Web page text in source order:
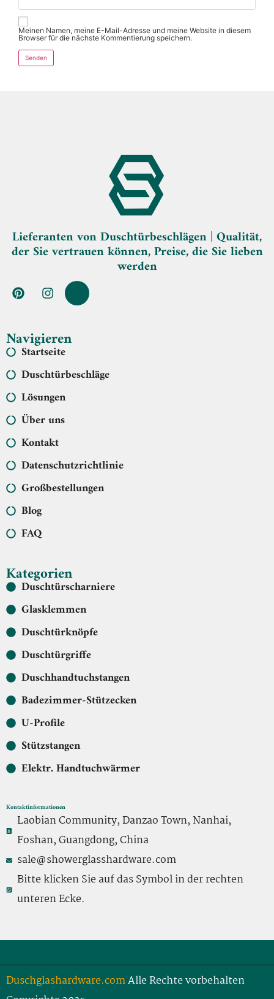
Meinen Namen, meine E-Mail-Adresse und meine Website in diesem
Browser für die nächste Kommentierung speichern.
Lieferanten von Duschtürbeschlägen | Qualität,
der Sie vertrauen können, Preise, die Sie lieben
werden
Navigieren
Startseite
Duschtürbeschläge
Lösungen
Über uns
Kontakt
Datenschutzrichtlinie
Großbestellungen
Blog
FAQ
Kategorien
Duschtürscharniere
Glasklemmen
Duschtürknöpfe
Duschtürgriffe
Duschhandtuchstangen
Badezimmer-Stützecken
U-Profile
Stützstangen
Elektr. Handtuchwärmer
Kontaktinformationen
Laobian Community, Danzao Town, Nanhai,
Foshan, Guangdong, China
sale@showerglasshardware.com
Bitte klicken Sie auf das Symbol in der rechten
unteren Ecke.
Duschglashardware.comAlle Rechte vorbehalten